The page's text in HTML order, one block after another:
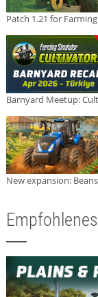
Patch 1.21 for
Barnyard Meetup:
New expansion: